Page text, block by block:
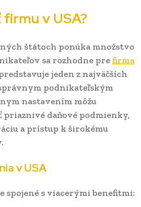
v USA?
štátoch ponúka množstvo
sa rozhodne prefirma
jeden z najväčších
podnikateľským
nastavením môžu
daňové podmienky,
a prístup k širokému
v USA
spojené s viacerými benefitmi: